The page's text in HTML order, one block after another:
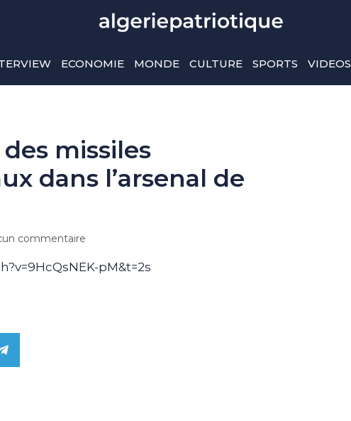
ECONOMIE MONDE CULTURE SPORTS VIDEOS
missiles
dans l’arsenal de
commentaire
pM&t=2s
Share
on